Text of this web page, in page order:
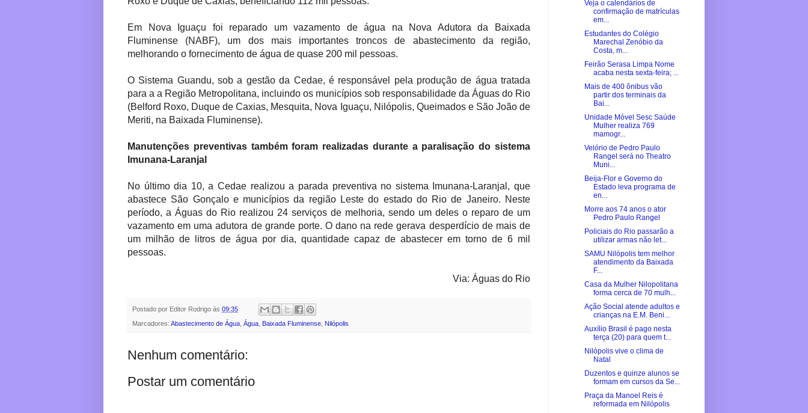
Em Nova Iguaçu foi reparado um vazamento de água na Nova Adutora da Baixada
Fluminense (NABF), um dos mais importantes troncos de abastecimento da região,
melhorando o fornecimento de água de quase 200 mil pessoas.
O Sistema Guandu, sob a gestão da Cedae, é responsável pela produção de água tratada
para a a Região Metropolitana, incluindo os municípios sob responsabilidade da Águas do Rio
(Belford Roxo, Duque de Caxias, Mesquita, Nova Iguaçu, Nilópolis, Queimados e São João de
Meriti, na Baixada Fluminense).
Manutenções preventivas também foram realizadas durante a paralisação do sistema
Imunana-Laranjal
No último dia 10, a Cedae realizou a parada preventiva no sistema Imunana-Laranjal, que
abastece São Gonçalo e municípios da região Leste do estado do Rio de Janeiro. Neste
período, a Águas do Rio realizou 24 serviços de melhoria, sendo um deles o reparo de um
vazamento em uma adutora de grande porte. O dano na rede gerava desperdício de mais de
um milhão de litros de água por dia, quantidade capaz de abastecer em torno de 6 mil
pessoas.
Via: Águas do Rio
Postado por Editor Rodrigo às 09:35
Marcadores: Abastecimento de Água, Água, Baixada Fluminense, Nilópolis
Nenhum comentário:
Postar um comentário
Veja o calendários de
confirmação de matrículas
em...
Estudantes do Colégio
Marechal Zenóbio da
Costa, m...
Feirão Serasa Limpa Nome
acaba nesta sexta-feira; ...
Mais de 400 ônibus vão
partir dos terminais da
Bai...
Unidade Móvel Sesc Saúde
Mulher realiza 769
mamogr...
Velório de Pedro Paulo
Rangel será no Theatro
Muni...
Beija-Flor e Governo do
Estado leva programa de
en...
Morre aos 74 anos o ator
Pedro Paulo Rangel
Policiais do Rio passarão a
utilizar armas não let...
SAMU Nilópolis tem melhor
atendimento da Baixada
F...
Casa da Mulher Nilopolitana
forma cerca de 70 mulh...
Ação Social atende adultos e
crianças na E.M. Beni...
Auxílio Brasil é pago nesta
terça (20) para quem t...
Nilópolis vive o clima de
Natal
Duzentos e quinze alunos se
formam em cursos da Se...
Praça da Manoel Reis é
reformada em Nilópolis